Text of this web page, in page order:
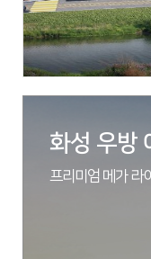
화성 우방
프리미엄 메가 라